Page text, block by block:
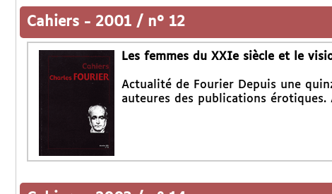
Cahiers - 2001 / n° 12
Les femmes du XXIe siècle et le
Actualité de Fourier Depuis une
auteures des publications